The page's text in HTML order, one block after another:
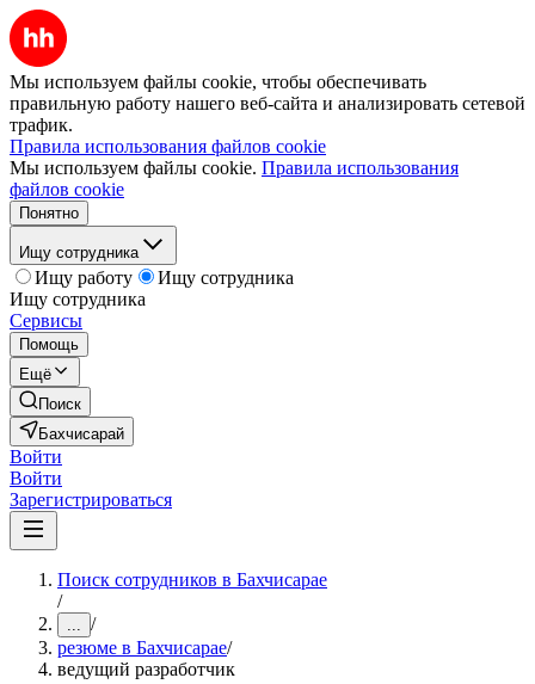
Мы используем файлы cookie, чтобы обеспечивать
правильную работу нашего веб-сайта и анализировать сетевой
трафик.
Правила использования файлов cookie
Мы используем файлы cookie. Правила использования
файлов cookie
Понятно
Ищу сотрудника
Ищу работу
Ищу сотрудника
Ищу сотрудника
Сервисы
Помощь
Ещё
Поиск
Бахчисарай
Войти
Войти
Зарегистрироваться
Поиск сотрудников в Бахчисарае
/
... /
резюме в Бахчисарае/
ведущий разработчик